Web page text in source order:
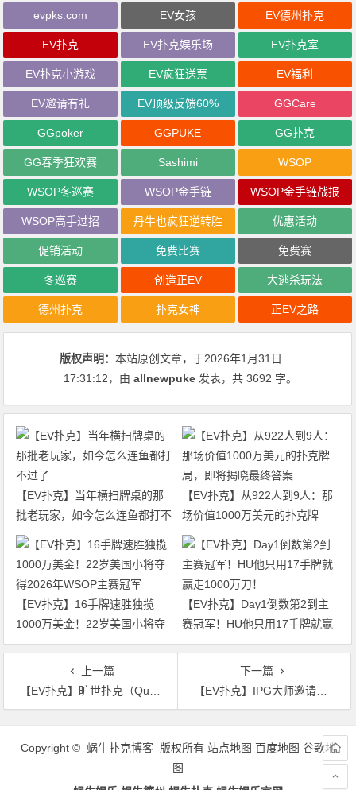
evpks.com EV女孩 EV德州扑克
EV扑克 EV扑克娱乐场 EV扑克室
EV扑克小游戏 EV疯狂送票 EV福利
EV邀请有礼 EV顶级反馈60% GGCare
GGpoker GGPUKE GG扑克
GG春季狂欢赛 Sashimi WSOP
WSOP冬巡赛 WSOP金手链 WSOP金手链战报
WSOP高手过招 丹牛也疯狂逆转胜 优惠活动
促销活动 免费比赛 免费赛
冬巡赛 创造正EV 大逃杀玩法
德州扑克 扑克女神 正EV之路
版权声明：本站原创文章，于2026年1月31日
17:31:12，由allnewpuke 发表，共 3692 字。
【EV扑克】当年横扫牌桌的那
批老玩家，如今怎么连鱼都打不
过了
【EV扑克】从922人到9人：那
场价值1000万美元的扑克牌
局，即将揭晓最终答案
【EV扑克】16手牌速胜独揽
1000万美金！22岁美国小将夺
得2026年WSOP主赛冠军
【EV扑克】Day1倒数第2到主
赛冠军！HU他只用17手牌就赢
走1000万刀！
上一篇
【EV扑克】旷世扑克（QuadsPoker）今日正式公测：颠覆行业生态，全民皆可直播，开启娱乐扑克新时代！
下一篇
【EV扑克】IPG大师邀请赛｜燃情开赛！泉城杯共311人次参赛78人晋级，詹洪骁、李靖晶分别领跑第一轮A/B组
文
Copyright © 蜗牛扑克博客 版权所有 站点地图 百度地图 谷歌地
图